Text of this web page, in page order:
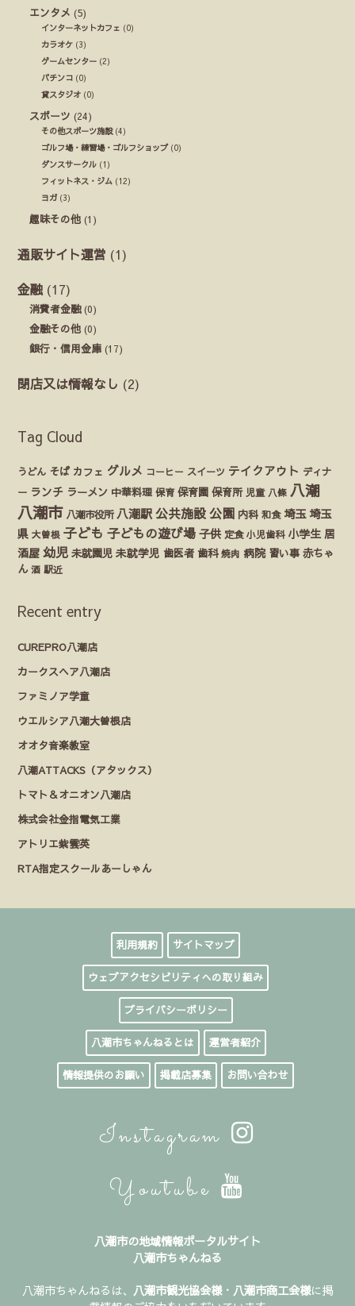
エンタメ (5)
インターネットカフェ (0)
カラオケ (3)
ゲームセンター (2)
パチンコ (0)
貸スタジオ (0)
スポーツ (24)
その他スポーツ施設(4)
ゴルフ場・練習場・ゴルフショップ(0)
ダンスサークル (1)
フィットネス・ジム (12)
ヨガ (3)
趣味その他 (1)
通販サイト運営 (1)
金融 (17)
消費者金融(0)
金融その他 (0)
銀行・信用金庫 (17)
閉店又は情報なし (2)
Tag Cloud
うどん そば カフェ グルメ コーヒー スイーツ テイクアウト ディナ
ー ランチ ラーメン 中華料理 保育 保育園 保育所 児童 八條 八潮
八潮市 八潮市役所 八潮駅 公共施設 公園 内科 和食 埼玉 埼玉
県 大曽根 子ども 子どもの遊び場 子供 定食 小児歯科 小学生 居
酒屋 幼児 未就園児 未就学児 歯医者 歯科 焼肉 病院 習い事 赤ちゃ
ん 酒 駅近
Recent entry
CUREPRO八潮店
カークスヘア八潮店
ファミノア学童
ウエルシア八潮大曽根店
オオタ音楽教室
八潮ATTACKS（アタックス）
トマト＆オニオン八潮店
株式会社金指電気工業
アトリエ紫雲英
RTA指定スクールあーしゃん
利用規約 サイトマップ
ウェブアクセシビリティへの取り組み
プライバシーポリシー
八潮市ちゃんねるとは 運営者紹介
情報提供のお願い 掲載店募集 お問い合わせ
Instagram
Youtube
八潮市の地域情報ポータルサイト
八潮市ちゃんねる
八潮市ちゃんねるは、 八潮市観光協会様・ 八潮市商工会様に掲